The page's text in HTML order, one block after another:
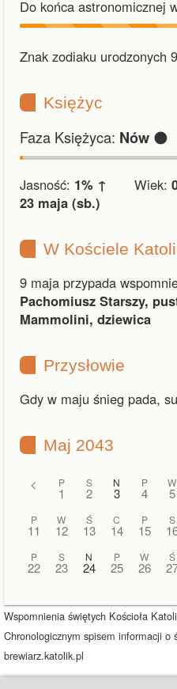
Do końca astronomicznej
Znak zodiaku urodzonych
Księżyc
Faza Księżyca: Nów 🌑
Jasność: 1% ↑ Wiek:
23 maja (sb.)
W Kościele
9 maja przypada
Pachomiusz Starszy,
Mammolini, dziewica
Przysłowie
Gdy w maju śnieg pada,
Maj 2043
< P
1
S
2
N
3
P
4
W
5
P
11
W
12
Ś
13
C
14
P
15
S
P
22
S
23
N
24
P
25
W
26
Ś
Wspomnienia świętych Kościoła
Chronologicznym spisem informacji o
brewiarz.katolik.pl